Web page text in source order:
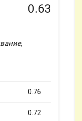
0.63
,
0.76
0.72